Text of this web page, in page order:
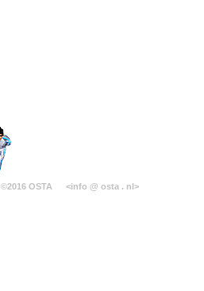
©2016 OSTA <info @ osta . nl>